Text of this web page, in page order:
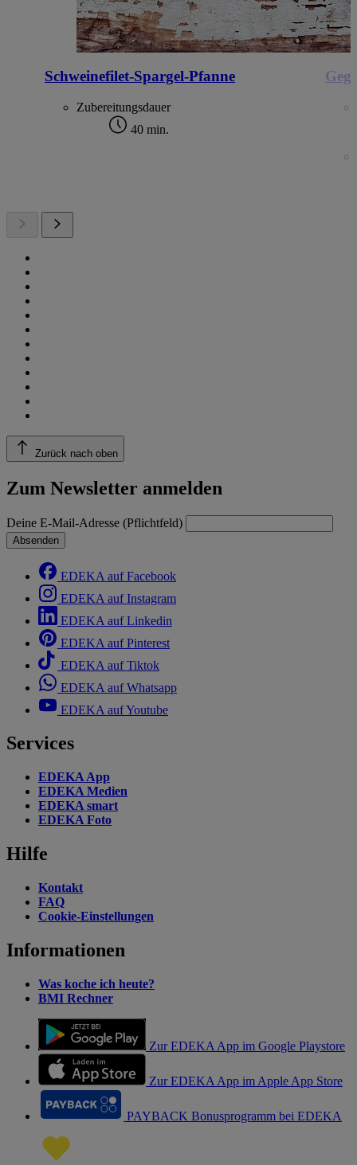
Schweinefilet-Spargel-Pfanne
Zubereitungsdauer
40 min.
Zurück nach oben
Zum Newsletter anmelden
Deine E-Mail-Adresse (Pflichtfeld)
Absenden
EDEKA auf Facebook
EDEKA auf Instagram
EDEKA auf Linkedin
EDEKA auf Pinterest
EDEKA auf Tiktok
EDEKA auf Whatsapp
EDEKA auf Youtube
Services
EDEKA App
EDEKA Medien
EDEKA smart
EDEKA Foto
Hilfe
Kontakt
FAQ
Cookie-Einstellungen
Informationen
Was koche ich heute?
BMI Rechner
Zur EDEKA App im Google Playstore
Zur EDEKA App im Apple App Store
PAYBACK Bonusprogramm bei EDEKA